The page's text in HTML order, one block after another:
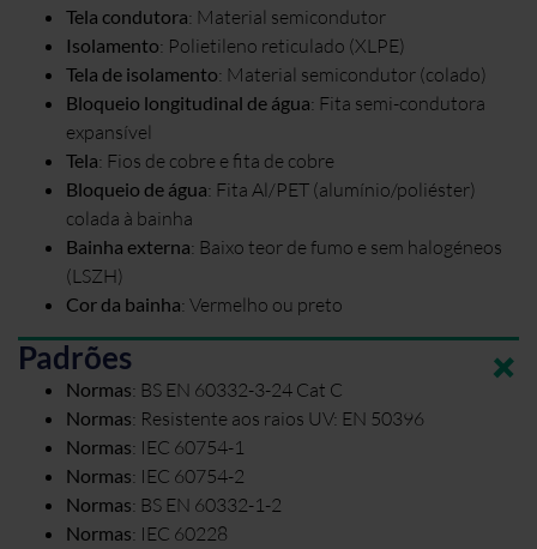
Tela condutora: Material semicondutor
Isolamento: Polietileno reticulado (XLPE)
Tela de isolamento: Material semicondutor (colado)
Bloqueio longitudinal de água: Fita semi-condutora
expansível
Tela: Fios de cobre e fita de cobre
Bloqueio de água: Fita Al/PET (alumínio/poliéster)
colada à bainha
Bainha externa: Baixo teor de fumo e sem halogéneos
(LSZH)
Cor da bainha: Vermelho ou preto
Padrões
Normas: BS EN 60332-3-24 Cat C
Normas: Resistente aos raios UV: EN 50396
Normas: IEC 60754-1
Normas: IEC 60754-2
Normas: BS EN 60332-1-2
Normas: IEC 60228